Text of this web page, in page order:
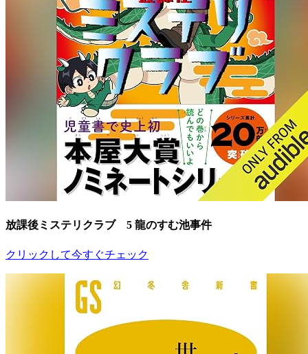
放課後ミステリクラブ 5 龍のすむ池事件
クリックして今すぐチェック